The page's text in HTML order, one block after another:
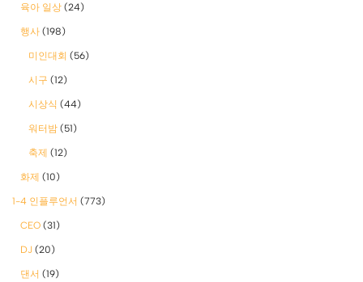
육아 일상 (24)
행사 (198)
미인대회 (56)
시구 (12)
시상식 (44)
워터밤 (51)
축제 (12)
화제 (10)
1-4 인플루언서 (773)
CEO (31)
DJ (20)
댄서 (19)